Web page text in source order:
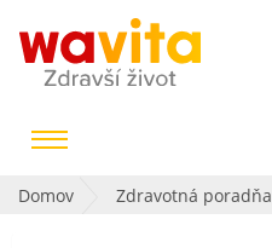
Domov Zdravotná poradňa